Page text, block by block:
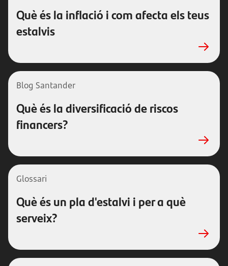
Què és la inflació i com afecta els teus
estalvis
Blog Santander
Què és la diversificació de riscos
financers?
Glossari
Què és un pla d'estalvi i per a què
serveix?